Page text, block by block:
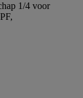
1/4 voor